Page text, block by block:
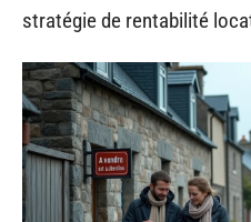
stratégie de rentabilité